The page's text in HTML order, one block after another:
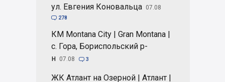
ул. Евгения Коновальца 07.08
 278
КМ Montana City | Gran Montana |
с. Гора, Бориспольский р-
н 07.08  3
ЖК Атлант на Озерной | Атлант |